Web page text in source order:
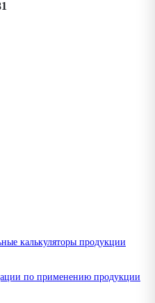
калькуляторы продукции
по применению продукции